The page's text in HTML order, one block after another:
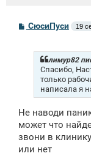
ССюсиПуси 19
лимур82
Спасибо,
только
написала я
Не наводи
может что
звони в
или нет